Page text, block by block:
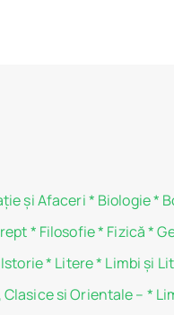
şi Afaceri* Biologie*
* Filosofie* Fizică*
Istorie* Litere* Limbi și
Clasice si Orientale – *